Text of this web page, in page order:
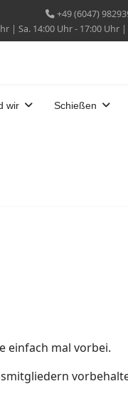
+49 (6047)
| Sa. 14:00 Uhr - 17:00 Uhr
wir Schießen
einfach mal vorbei.